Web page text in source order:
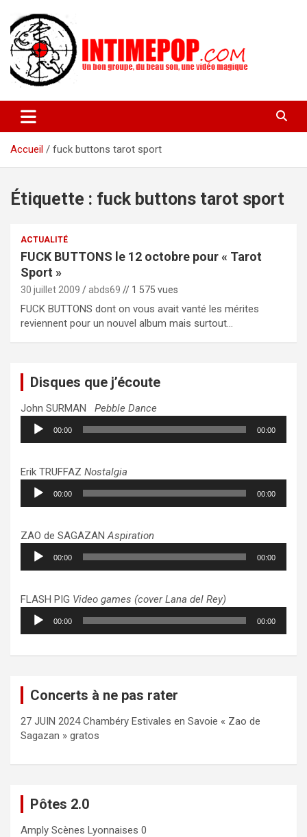
contenu
intimepop.com
actuelles pop rock, post-rock, indé sur Lyon. rock pop concert
lyon
Accueil
fuck buttons tarot sport
Étiquette : fuck buttons tarot sport
ACTUALITÉ
FUCK BUTTONS le 12 octobre pour « Tarot
Sport »
30 juillet 2009 abds69 // 1 575 vues
FUCK BUTTONS dont on vous avait vanté les mérites
reviennent pour un nouvel album mais surtout…
Disques que j’écoute
John SURMAN Pebble Dance
Lecteur
audio
00:00 00:00
Erik TRUFFAZ Nostalgia
Lecteur
audio
00:00 00:00
ZAO de SAGAZANAspiration
Lecteur
audio
00:00 00:00
FLASH PIG Video games (cover Lana del Rey)
Lecteur
audio
00:00 00:00
Concerts à ne pas rater
27 JUIN 2024 Chambéry Estivales en Savoie « Zao de
Sagazan » gratos
Pôtes 2.0
Amply Scènes Lyonnaises 0